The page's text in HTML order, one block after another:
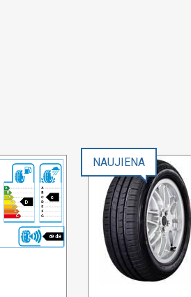
D
c
69 dB
NAUJIENA